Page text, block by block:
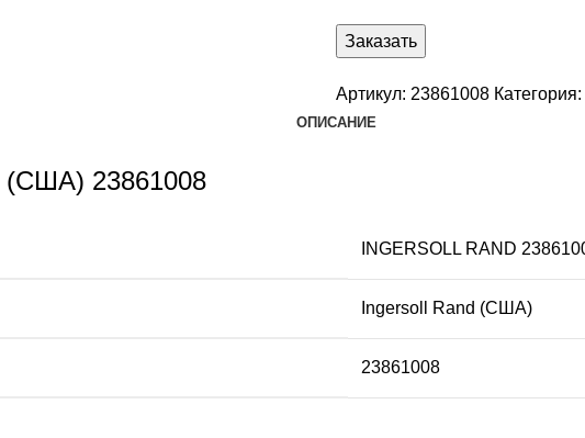
Заказать
Артикул: 23861008 Категория:
ОПИСАНИЕ
(США) 23861008
INGERSOLL RAND
Ingersoll Rand (США)
23861008